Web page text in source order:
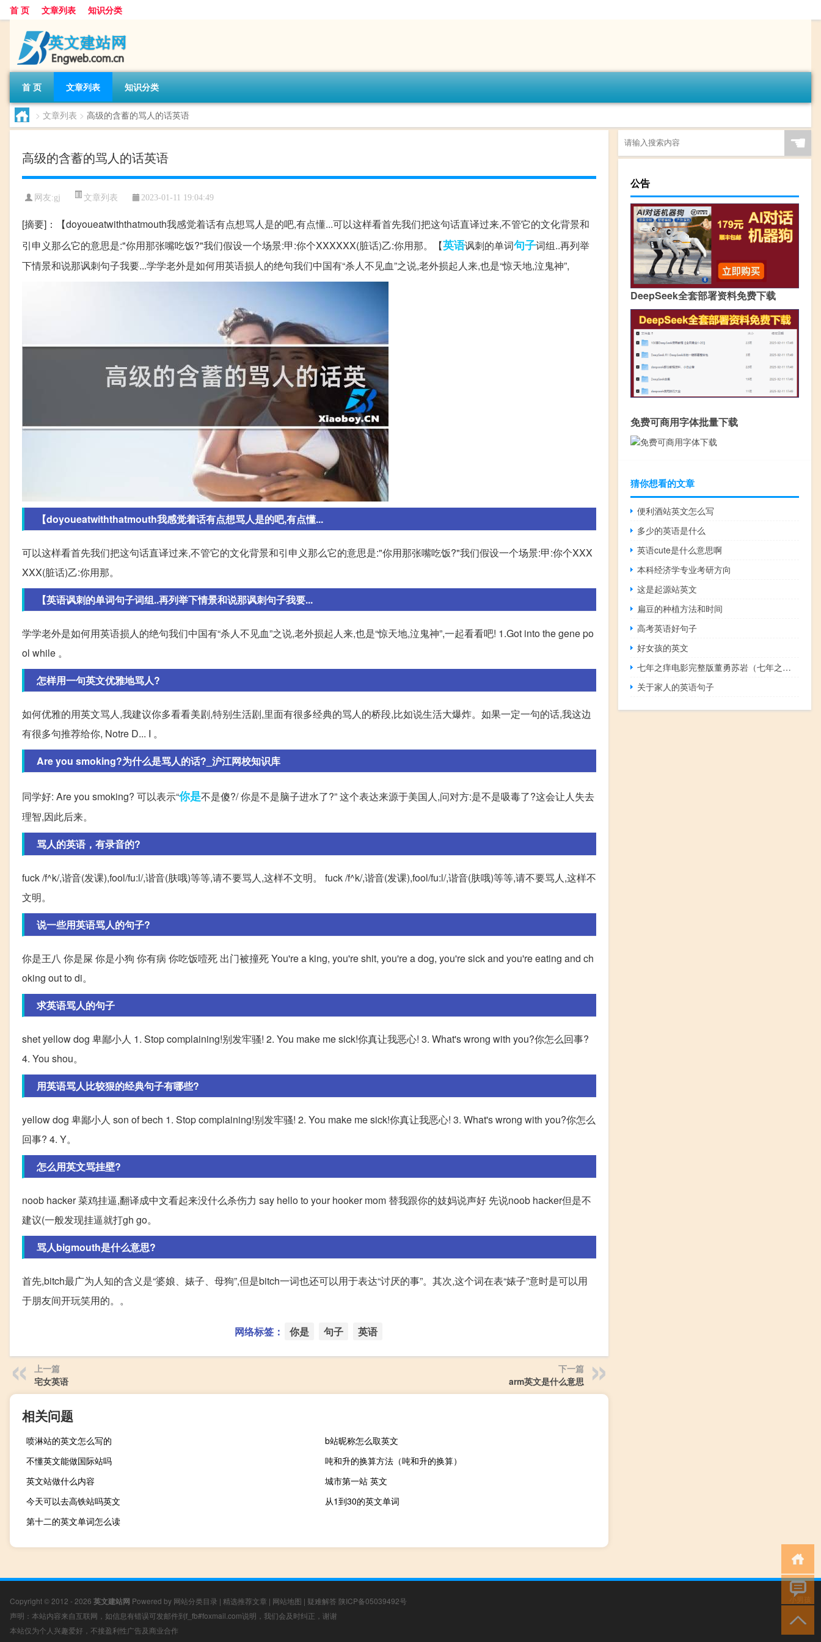
首 页 文章列表 知识分类
首 页 文章列表 知识分类
> 文章列表 > 高级的含蓄的骂人的话英语
高级的含蓄的骂人的话英语
网友:gj 文章列表 2023-01-11 19:04:49
[摘要]：【doyoueatwiththatmouth我感觉着话有点想骂人是的吧,有点懂...可以这样看首先我们把这句话直译过来,不管它的文化背景和
引申义那么它的意思是:"你用那张嘴吃饭?"我们假设一个场景:甲:你个XXXXXX(脏话)乙:你用那。【英语讽刺的单词句子词组..再列举
下情景和说那讽刺句子我要...学学老外是如何用英语损人的绝句我们中国有“杀人不见血”之说,老外损起人来,也是“惊天地,泣鬼神”,
【doyoueatwiththatmouth我感觉着话有点想骂人是的吧,有点懂...
可以这样看首先我们把这句话直译过来,不管它的文化背景和引申义那么它的意思是:"你用那张嘴吃饭?"我们假设一个场景:甲:你个XXX
XXX(脏话)乙:你用那。
【英语讽刺的单词句子词组..再列举下情景和说那讽刺句子我要...
学学老外是如何用英语损人的绝句我们中国有“杀人不见血”之说,老外损起人来,也是“惊天地,泣鬼神”,一起看看吧! 1.Got into the gene po
ol while 。
怎样用一句英文优雅地骂人?
如何优雅的用英文骂人,我建议你多看看美剧,特别生活剧,里面有很多经典的骂人的桥段,比如说生活大爆炸。如果一定一句的话,我这边
有很多句推荐给你, Notre D... I 。
Are you smoking?为什么是骂人的话?_沪江网校知识库
同学好: Are you smoking? 可以表示“你是不是傻?/ 你是不是脑子进水了?” 这个表达来源于美国人,问对方:是不是吸毒了?这会让人失去
理智,因此后来。
骂人的英语，有录音的?
fuck /f^k/,谐音(发课),fool/fu:l/,谐音(肤哦)等等,请不要骂人,这样不文明。 fuck /f^k/,谐音(发课),fool/fu:l/,谐音(肤哦)等等,请不要骂人,这样不
文明。
说一些用英语骂人的句子?
你是王八 你是屎 你是小狗 你有病 你吃饭噎死 出门被撞死 You're a king, you're shit, you're a dog, you're sick and you're eating and ch
oking out to di。
求英语骂人的句子
shet yellow dog 卑鄙小人 1. Stop complaining!别发牢骚! 2. You make me sick!你真让我恶心! 3. What's wrong with you?你怎么回事?
4. You shou。
用英语骂人比较狠的经典句子有哪些?
yellow dog 卑鄙小人 son of bech 1. Stop complaining!别发牢骚! 2. You make me sick!你真让我恶心! 3. What's wrong with you?你怎么
回事? 4. Y。
怎么用英文骂挂壁?
noob hacker 菜鸡挂逼,翻译成中文看起来没什么杀伤力 say hello to your hooker mom 替我跟你的妓妈说声好 先说noob hacker但是不
建议(一般发现挂逼就打gh go。
骂人bigmouth是什么意思?
首先,bitch最广为人知的含义是“婆娘、婊子、母狗”,但是bitch一词也还可以用于表达“讨厌的事”。其次,这个词在表“婊子”意时是可以用
于朋友间开玩笑用的。。
网络标签： 你是 句子 英语
上一篇
宅女英语
下一篇
arm英文是什么意思
相关问题
喷淋站的英文怎么写的
b站昵称怎么取英文
不懂英文能做国际站吗
吨和升的换算方法（吨和升的换算）
英文站做什么内容
城市第一站 英文
今天可以去高铁站吗英文
从1到30的英文单词
第十二的英文单词怎么读
☚
公告
DeepSeek全套部署资料免费下载
免费可商用字体批量下载
猜你想看的文章
便利酒站英文怎么写
多少的英语是什么
英语cute是什么意思啊
本科经济学专业考研方向
这是起源站英文
扁豆的种植方法和时间
高考英语好句子
好女孩的英文
七年之痒电影完整版董勇苏岩（七年之痒 风染白）
关于家人的英语句子
Copyright © 2012 - 2026 英文建站网 Powered by 网站分类目录 | 精选推荐文章 | 网站地图 | 疑难解答 陕ICP备05039492号
声明：本站内容来自互联网，如信息有错误可发邮件到f_fb#foxmail.com说明，我们会及时纠正，谢谢
本站仅为个人兴趣爱好，不接盈利性广告及商业合作
小男孩